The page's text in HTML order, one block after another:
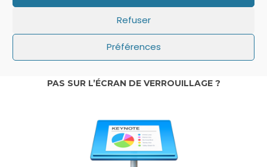
Refuser
Préférences
PAS SUR L’ÉCRAN DE VERROUILLAGE ?